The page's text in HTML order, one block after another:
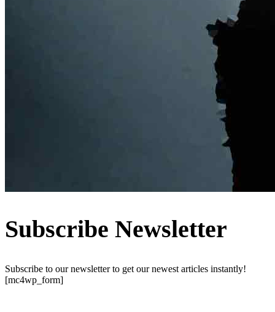
Subscribe Newsletter
Subscribe to our newsletter to get our newest articles instantly!
[mc4wp_form]